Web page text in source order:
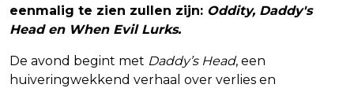
eenmalig te zien zullen zijn: Oddity, Daddy's
Head en When Evil Lurks.
De avond begint met Daddy’s Head, een
huiveringwekkend verhaal over verlies en